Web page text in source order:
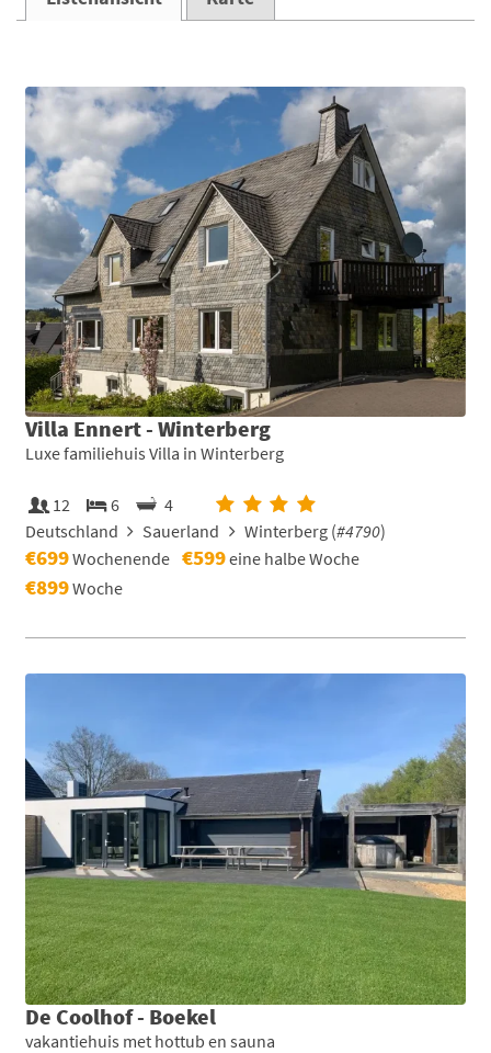
Villa Ennert - Winterberg
Luxe familiehuis Villa in Winterberg
12 6
4
Deutschland
Sauerland Winterberg (#4790)
€699Wochenende €599eine halbe Woche
€899Woche
De Coolhof - Boekel
vakantiehuis met hottub en sauna